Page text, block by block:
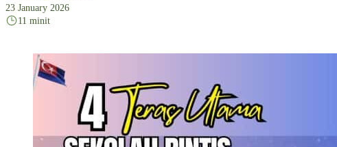
23 January 2026
11 minit